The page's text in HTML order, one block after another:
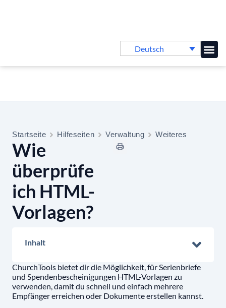
Deutsch
Startseite Hilfeseiten Verwaltung Weiteres
Wie
überprüfe
ich HTML-
Vorlagen?
Inhalt
ChurchTools bietet dir die Möglichkeit, für Serienbriefe
und Spendenbescheinigungen HTML-Vorlagen zu
verwenden, damit du schnell und einfach mehrere
Empfänger erreichen oder Dokumente erstellen kannst.